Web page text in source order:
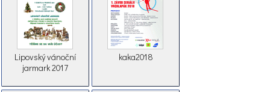
Lipovský vánoční
jarmark 2017
kaka2018